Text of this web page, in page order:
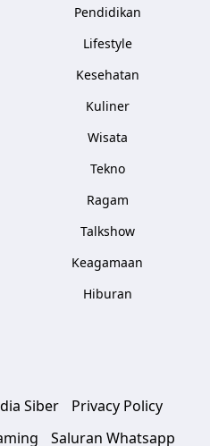
Pendidikan
Lifestyle
Kesehatan
Kuliner
Wisata
Tekno
Ragam
Talkshow
Keagamaan
Hiburan
Siber
Privacy Policy
Saluran Whatsapp